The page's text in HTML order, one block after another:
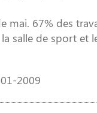
mai. 67% des
salle de sport et
2009